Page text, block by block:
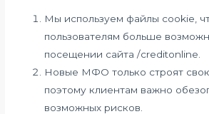
Мы используем файлы cookie,
пользователям больше
посещении сайта /creditonline.
Новые МФО только строят
поэтому клиентам важно
возможных рисков.